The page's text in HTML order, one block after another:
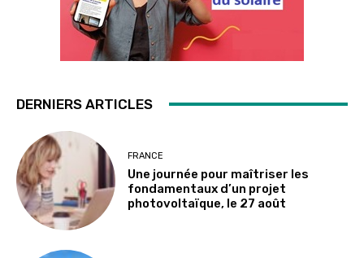
DERNIERS ARTICLES
FRANCE
Une journée pour maîtriser les
fondamentaux d’un projet
photovoltaïque, le 27 août